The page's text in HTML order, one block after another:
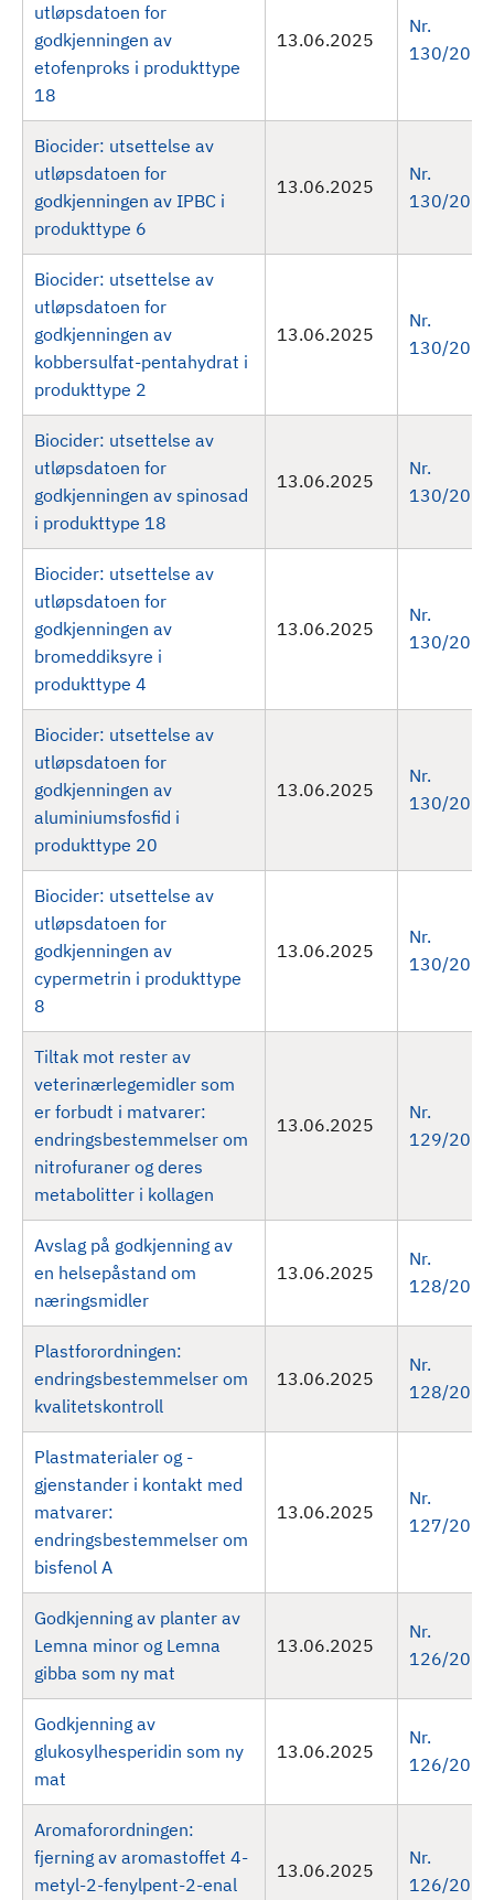
utløpsdatoen for
godkjenningen av
etofenproks i produkttype
18
13.06.2025
Nr.
130/2025
Biocider: utsettelse av
utløpsdatoen for
godkjenningen av IPBC i
produkttype 6
13.06.2025
Nr.
130/2025
Biocider: utsettelse av
utløpsdatoen for
godkjenningen av
kobbersulfat-pentahydrat i
produkttype 2
13.06.2025
Nr.
130/2025
Biocider: utsettelse av
utløpsdatoen for
godkjenningen av spinosad
i produkttype 18
13.06.2025
Nr.
130/2025
Biocider: utsettelse av
utløpsdatoen for
godkjenningen av
bromeddiksyre i
produkttype 4
13.06.2025
Nr.
130/2025
Biocider: utsettelse av
utløpsdatoen for
godkjenningen av
aluminiumsfosfid i
produkttype 20
13.06.2025
Nr.
130/2025
Biocider: utsettelse av
utløpsdatoen for
godkjenningen av
cypermetrin i produkttype
8
13.06.2025
Nr.
130/2025
Tiltak mot rester av
veterinærlegemidler som
er forbudt i matvarer:
endringsbestemmelser om
nitrofuraner og deres
metabolitter i kollagen
13.06.2025
Nr.
129/2025
Avslag på godkjenning av
en helsepåstand om
næringsmidler
13.06.2025
Nr.
128/2025
Plastforordningen:
endringsbestemmelser om
kvalitetskontroll
13.06.2025
Nr.
128/2025
Plastmaterialer og -
gjenstander i kontakt med
matvarer:
endringsbestemmelser om
bisfenol A
13.06.2025
Nr.
127/2025
Godkjenning av planter av
Lemna minor og Lemna
gibba som ny mat
13.06.2025
Nr.
126/2025
Godkjenning av
glukosylhesperidin som ny
mat
13.06.2025
Nr.
126/2025
Aromaforordningen:
fjerning av aromastoffet 4-
metyl-2-fenylpent-2-enal
13.06.2025
Nr.
126/2025